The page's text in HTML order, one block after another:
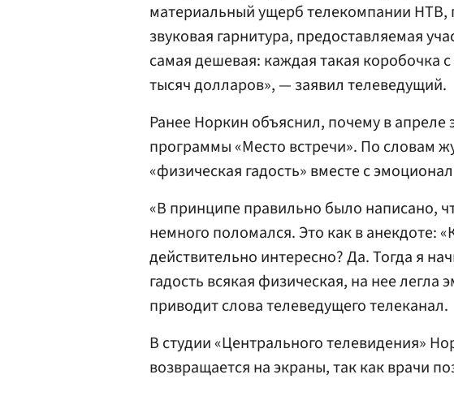
материальный ущерб телекомпании НТВ,
звуковая гарнитура, предоставляемая
самая дешевая: каждая такая коробочка
тысяч долларов», — заявил телеведущий.
Ранее Норкин объяснил, почему в апреле
программы «Место встречи». По словам
«физическая гадость» вместе с
«В принципе правильно было написано,
немного поломался. Это как в анекдоте:
действительно интересно? Да. Тогда я
гадость всякая физическая, на нее легла
приводит слова телеведущего телеканал.
В студии «Центрального телевидения»
возвращается на экраны, так как врачи